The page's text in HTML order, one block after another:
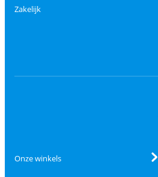
Zakelijk
Onze winkels